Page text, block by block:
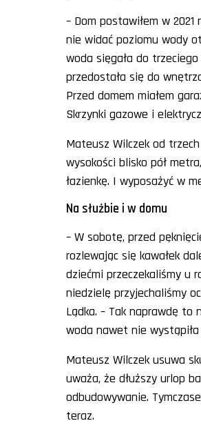
– Dom postawiłem w
nie widać poziomu wody
woda sięgała do
przedostała się do
Przed domem miałem
Skrzynki gazowe i
Mateusz Wilczek od
wysokości blisko pół
łazienkę. I wyposażyć w
Na służbie i w domu
– W sobotę, przed
rozlewając się kawałek
dziećmi przeczekaliśmy u
niedzielę przyjechaliśmy
Lądka. – Tak naprawdę to
woda nawet nie wystąpiła
Mateusz Wilczek usuwa
uważa, że dłuższy urlop
odbudowywanie.
teraz.